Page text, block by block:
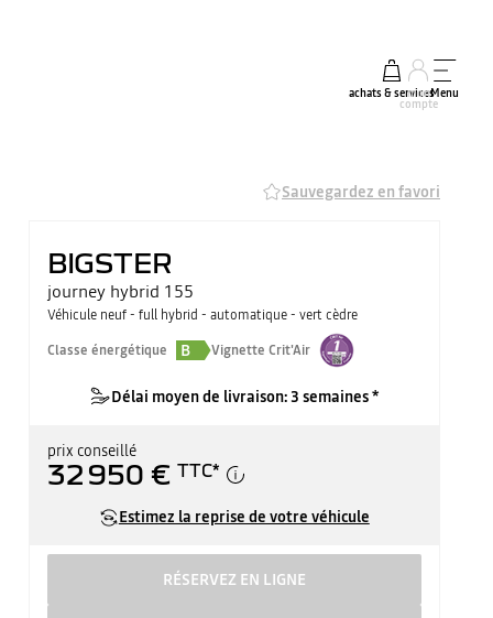
achats & services
mon
compte
Menu
Sauvegardez en favori
BIGSTER
journey hybrid 155
Véhicule neuf - full hybrid - automatique - vert cèdre
Classe énergétique
B Vignette Crit'Air
Délai moyen de livraison: 3 semaines *
prix conseillé
32 950 € TTC*
Estimez la reprise de votre véhicule
RÉSERVEZ EN LIGNE